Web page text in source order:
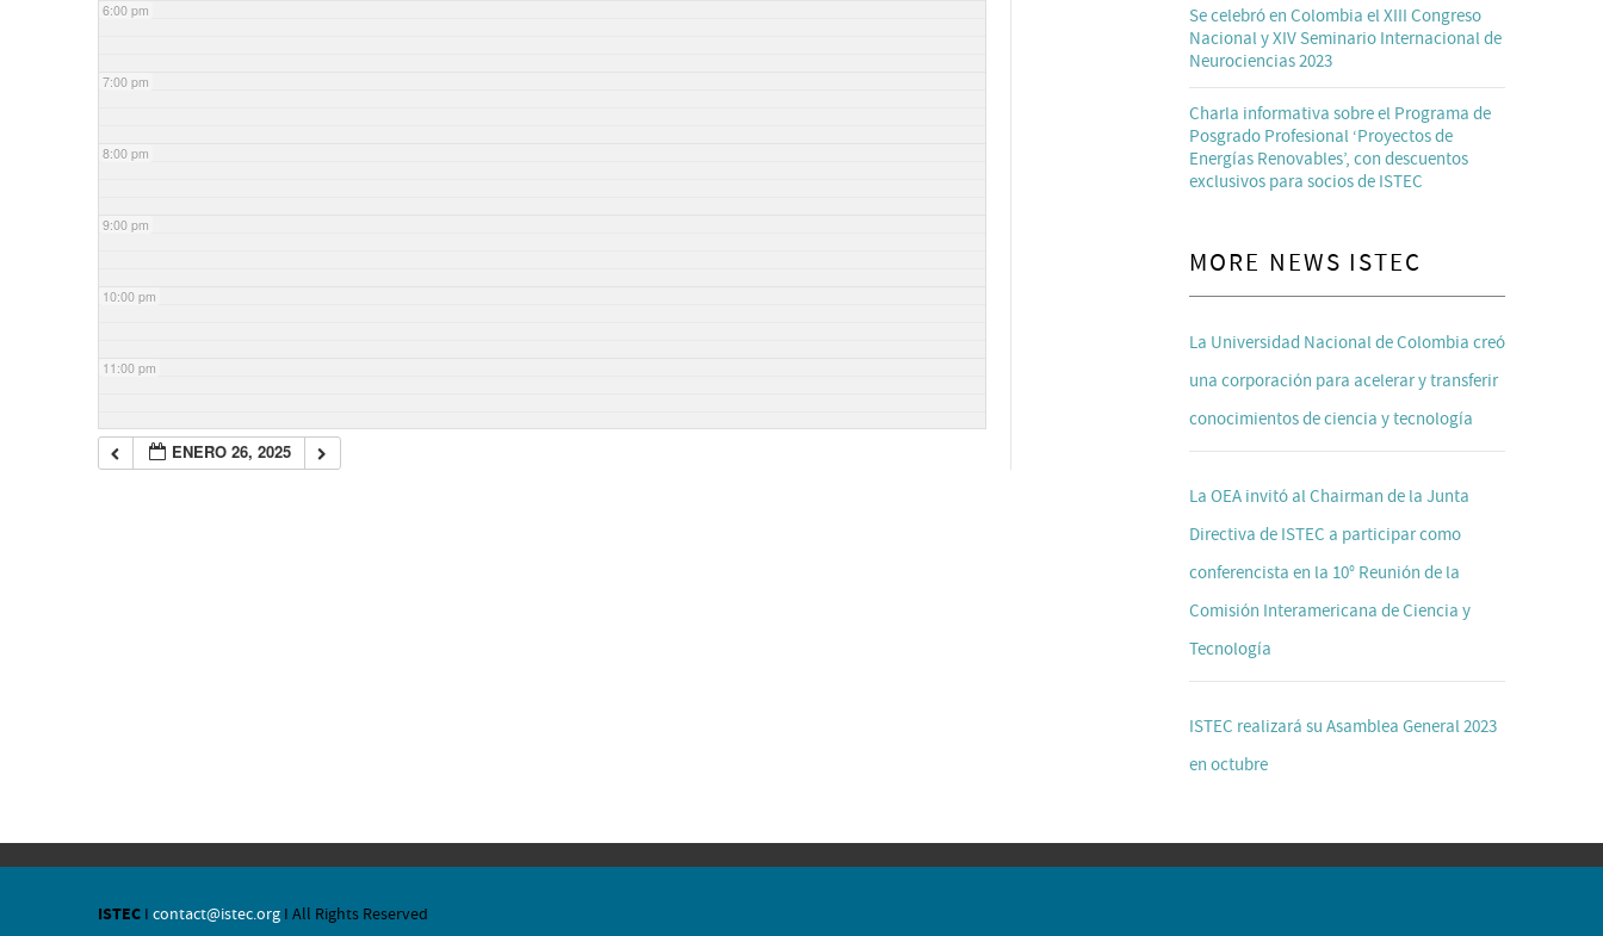
6:00 pm
7:00 pm
8:00 pm
9:00 pm
10:00 pm
11:00 pm
ENERO 26, 2025
Se celebró en Colombia el XIII Congreso
Nacional y XIV Seminario Internacional de
Neurociencias 2023
Charla informativa sobre el Programa de
Posgrado Profesional ‘Proyectos de
Energías Renovables’, con descuentos
exclusivos para socios de ISTEC
MORE NEWS ISTEC
La Universidad Nacional de Colombia creó
una corporación para acelerar y transferir
conocimientos de ciencia y tecnología
La OEA invitó al Chairman de la Junta
Directiva de ISTEC a participar como
conferencista en la 10° Reunión de la
Comisión Interamericana de Ciencia y
Tecnología
ISTEC realizará su Asamblea General 2023
en octubre
ISTEC I contact@istec.org I All Rights Reserved